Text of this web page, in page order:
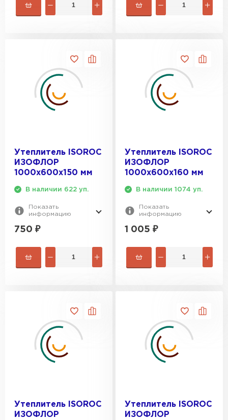
Утеплитель ISOROC
ИЗОФЛОР
1000х600х150 мм
В наличии 622 уп.
Показать
информацию
750 ₽
Утеплитель ISOROC
ИЗОФЛОР
1000х600х160 мм
В наличии 1074 уп.
Показать
информацию
1 005 ₽
Утеплитель ISOROC
ИЗОФЛОР
Утеплитель ISOROC
ИЗОФЛОР
ВСЕ ПРОИЗВОДИТЕЛИ